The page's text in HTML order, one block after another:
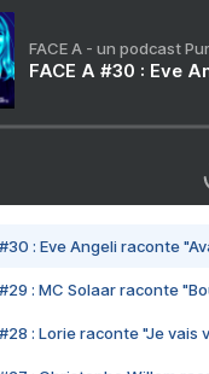
FACE A - un podcast
FACE A #30 : Eve
#30 : Eve Angeli raconte
#29 : MC Solaar raconte
#28 : Lorie raconte "Je vais